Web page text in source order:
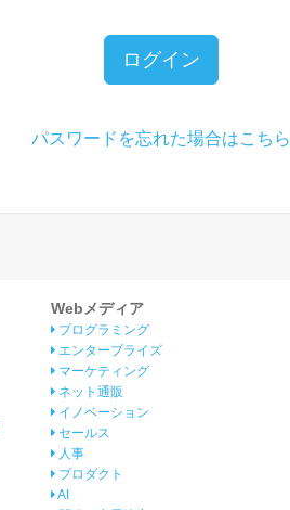
ログイン
パスワードを忘れた場合はこちら
Webメディア
プログラミング
エンタープライズ
マーケティング
ネット通販
イノベーション
セールス
人事
プロダクト
AI